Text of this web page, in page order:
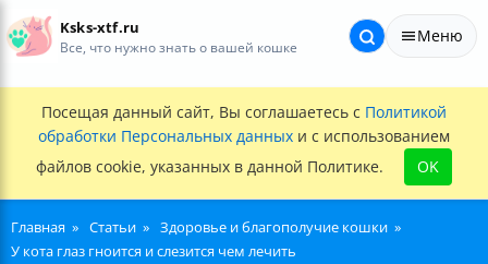
Ksks-xtf.ru
Все, что нужно знать о вашей кошке
Меню
Посещая данный сайт, Вы соглашаетесь с Политикой
обработки Персональных данных и с использованием
файлов cookie, указанных в данной Политике.
OK
Главная Статьи
Здоровье и благополучие кошки
У кота глаз гноится и слезится чем лечить